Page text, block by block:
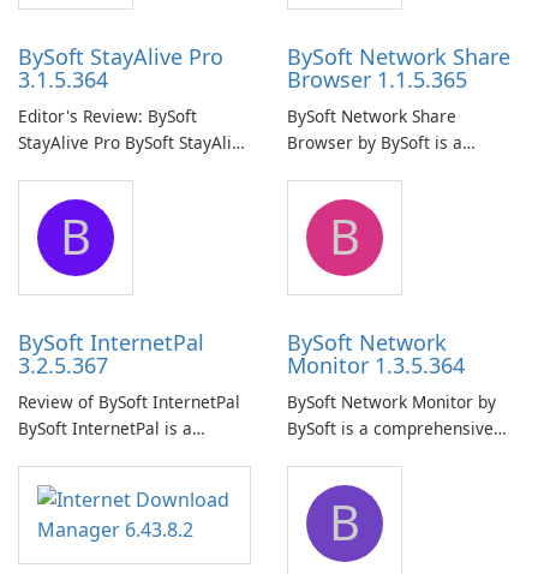
BySoft StayAlive Pro
3.1.5.364
Editor's Review: BySoft
StayAlive Pro BySoft StayAlive
application designed to
ensure the continuous and
uninterrupted operation of
your computer system.
BySoft Network Share
Browser 1.1.5.365
BySoft Network Share
Browser by BySoft is a
application that allows users
to easily browse and manage
shared folders on their
network.
B
BySoft InternetPal
3.2.5.367
Review of BySoft InternetPal
BySoft InternetPal is a
application designed to
monitor your internet
connection and provide real-
time insights into its
B
BySoft Network
Monitor 1.3.5.364
BySoft Network Monitor by
BySoft is a comprehensive
designed to help businesses
effectively manage their
network infrastructure.
B